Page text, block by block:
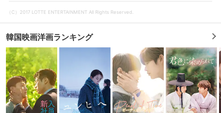
（C）2017 LOTTE ENTERTAINMENT All Rights Reserved.
韓国映画洋画ランキング